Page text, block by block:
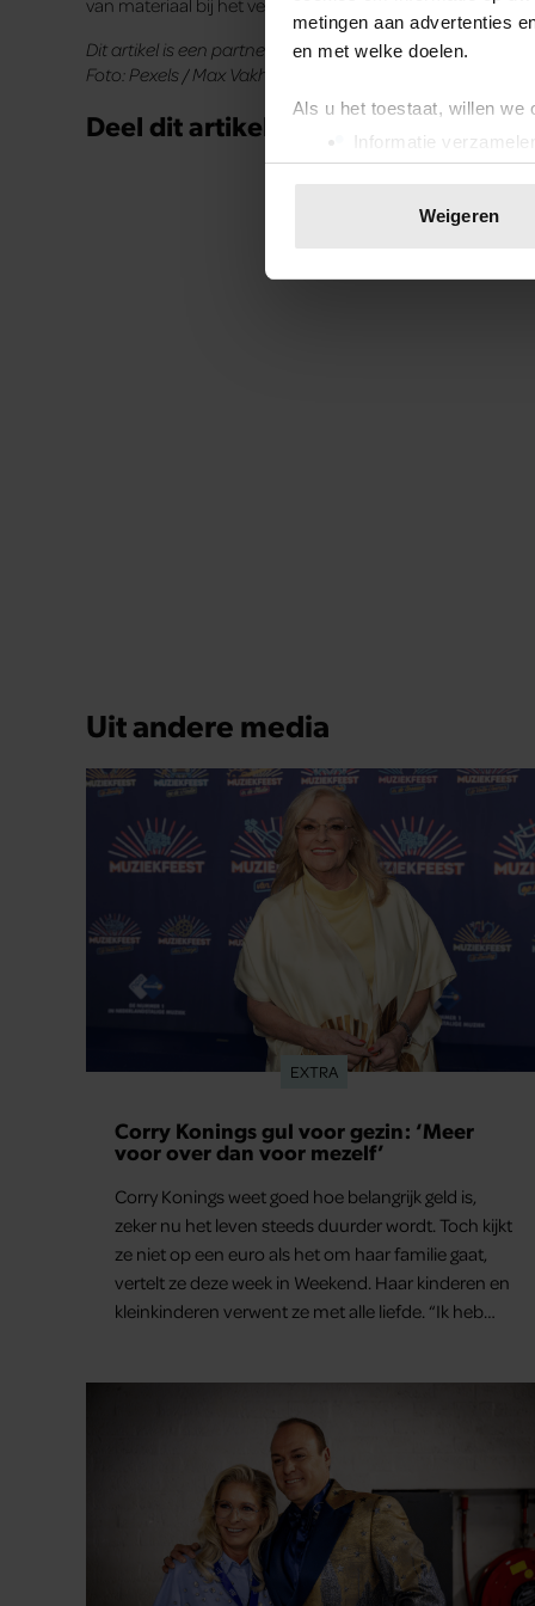
metingen aan advertenties
en met welke doelen.
Als u het toestaat, willen we
Informatie
Uw apparaat
toestemming op elk
websiteverkeer te
media, adverteren en
verstrekt of die ze hebben
Weigeren
van materiaal bij het verzagen of versnijden van
Dit artikel is een partnerbijdrage.
Foto: Pexels / Max Vakhtbovycn
Deel dit artikel op social media!
zeker nu het leven steeds duurder wordt. Toch kijkt
vertelt ze deze week in Weekend. Haar kinderen en
kleinkinderen verwent ze met alle liefde. “Ik heb
voor hen meer over dan voor mezelf.”
EXTRA
De bijzondere liefdesgeschiedenis van
Frans en Mariska Bauer: ook in bed
elkaars eerste
Frans Bauer en Mariska Bauer leerden elkaar
opgroeide in een horecagezin hielp Mariska vaak
mee in de bediening.
Meer van Extra